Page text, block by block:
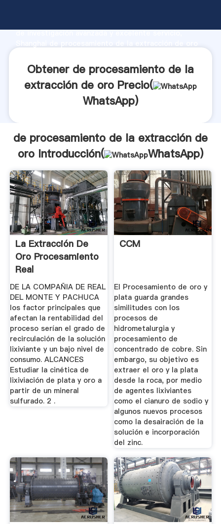
de investigación avanzada y excelente servicio,
clientes.
Obtener de procesamiento de la
extracción de oro Precio(
WhatsApp)
de procesamiento de la extracción de
oro Introducción(
WhatsApp)
La Extracción De
Oro Procesamiento
Real
DE LA COMPAÑIA DE REAL
DEL MONTE Y PACHUCA
los factor principales que
afectan la rentabilidad del
proceso serían el grado de
recirculación de la solución
lixiviante y un bajo nivel de
consumo. ALCANCES
Estudiar la cinética de
lixiviación de plata y oro a
partir de un mineral
sulfurado. 2 .
CCM
El Procesamiento de oro y
plata guarda grandes
similitudes con los
procesos de
hidrometalurgia y
procesamiento de
concentrado de cobre. Sin
embargo, su objetivo es
extraer el oro y la plata
desde la roca, por medio
de agentes lixiviantes
como el cianuro de sodio y
algunos nuevos procesos
como la desairación de la
solución e incorporación
del zinc.